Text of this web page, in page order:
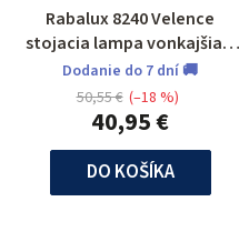
Rabalux 8240 Velence
stojacia lampa vonkajšia 1
m
Dodanie do 7 dní 🚚
40,95 €
50,55 € (–18 %)
DO KOŠÍKA